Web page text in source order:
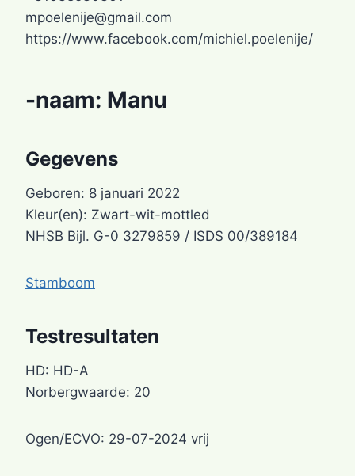
mpoelenije@gmail.com
https://www.facebook.com/michiel.poelenije/
-naam: Manu
Gegevens
Geboren: 8 januari 2022
Kleur(en): Zwart-wit-mottled
NHSB Bijl. G-0 3279859 / ISDS 00/389184
Stamboom
Testresultaten
HD: HD-A
Norbergwaarde: 20
Ogen/ECVO: 29-07-2024 vrij